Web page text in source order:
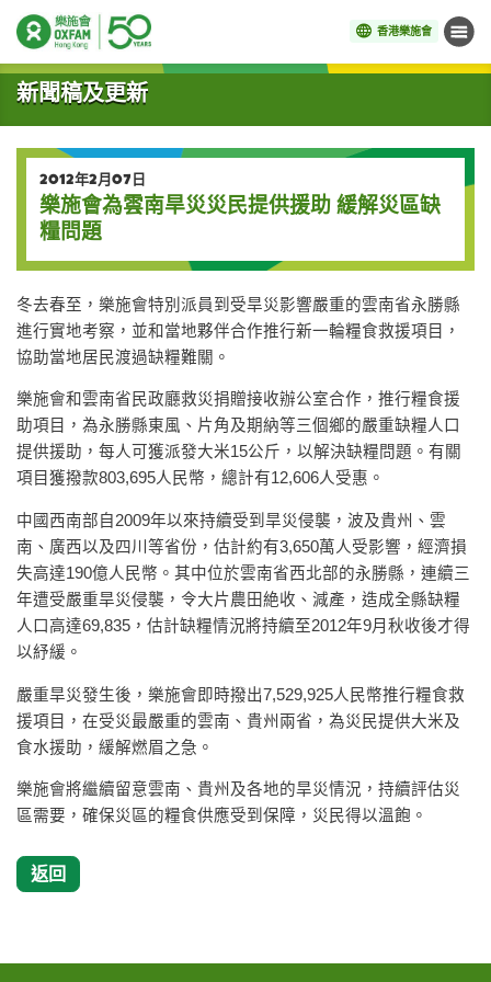
香港樂施會 目錄
開始主要內容
新聞稿及更新
2012年2月07日
樂施會為雲南旱災災民提供援助 緩解災區缺
糧問題
冬去春至，樂施會特別派員到受旱災影響嚴重的雲南省永勝縣
進行實地考察，並和當地夥伴合作推行新一輪糧食救援項目，
協助當地居民渡過缺糧難關。
樂施會和雲南省民政廳救災捐贈接收辦公室合作，推行糧食援
助項目，為永勝縣東風、片角及期納等三個鄉的嚴重缺糧人口
提供援助，每人可獲派發大米15公斤，以解決缺糧問題。有關
項目獲撥款803,695人民幣，總計有12,606人受惠。
中國西南部自2009年以來持續受到旱災侵襲，波及貴州、雲
南、廣西以及四川等省份，估計約有3,650萬人受影響，經濟損
失高達190億人民幣。其中位於雲南省西北部的永勝縣，連續三
年遭受嚴重旱災侵襲，令大片農田絶收、減產，造成全縣缺糧
人口高達69,835，估計缺糧情況將持續至2012年9月秋收後才得
以紓緩。
嚴重旱災發生後，樂施會即時撥出7,529,925人民幣推行糧食救
援項目，在受災最嚴重的雲南、貴州兩省，為災民提供大米及
食水援助，緩解燃眉之急。
樂施會將繼續留意雲南、貴州及各地的旱災情況，持續評估災
區需要，確保災區的糧食供應受到保障，災民得以溫飽。
返回